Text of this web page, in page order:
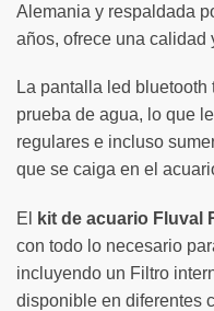
Alemania y respaldada
años, ofrece una calidad
La pantalla led
prueba de agua, lo que
regulares e incluso
que se caiga en el
El kit de acuario Fluval
con todo lo necesario
incluyendo un Filtro
disponible en diferentes